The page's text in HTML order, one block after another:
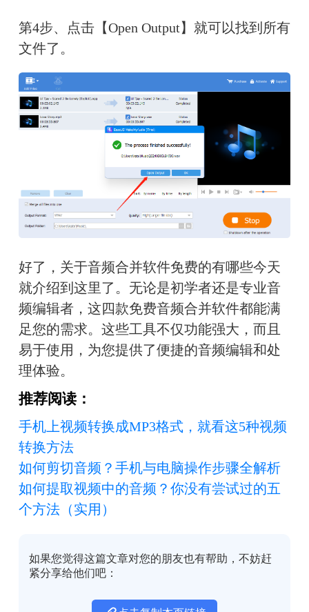
第4步、点击【Open Output】就可以找到所有
文件了。
好了，关于音频合并软件免费的有哪些今天
就介绍到这里了。无论是初学者还是专业音
频编辑者，这四款免费音频合并软件都能满
足您的需求。这些工具不仅功能强大，而且
易于使用，为您提供了便捷的音频编辑和处
理体验。
推荐阅读：
手机上视频转换成MP3格式，就看这5种视频
转换方法
如何剪切音频？手机与电脑操作步骤全解析
如何提取视频中的音频？你没有尝试过的五
个方法（实用）
如果您觉得这篇文章对您的朋友也有帮助，不妨赶
紧分享给他们吧：